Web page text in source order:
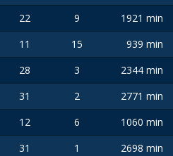
22 9 1921 min
11 15 939 min
28 3 2344 min
31 2 2771 min
12 6 1060 min
31 1 2698 min